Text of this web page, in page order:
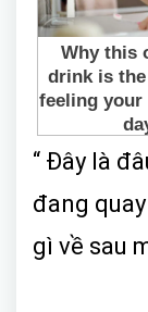
“ Đây là
đang
gì về sau